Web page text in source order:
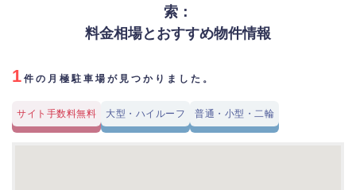
索：
料金相場とおすすめ物件情報
1 件の月極駐車場が見つかりました。
サイト手数料無料 大型・ハイルーフ 普通・小型・二輪